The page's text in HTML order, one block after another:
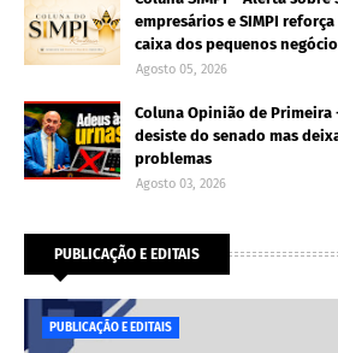
empresários e SIMPI
caixa dos pequenos
Agosto 05, 2026
Coluna Opinião de Primeira
desiste do senado mas
problemas
Agosto 03, 2026
PUBLICAÇÃO E EDITAIS
PUBLICAÇÃO E EDITAIS